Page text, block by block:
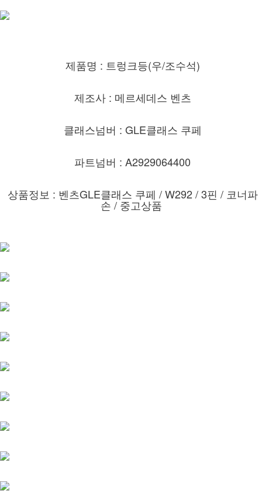
제품명 : 트렁크등(우/조수석)
제조사 : 메르세데스 벤츠
클래스넘버 : GLE클래스 쿠페
파트넘버 : A2929064400
상품정보 : 벤츠GLE클래스 쿠페 / W292 / 3핀 / 코너파
손 / 중고상품